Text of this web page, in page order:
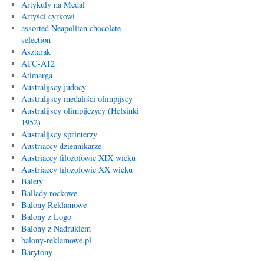
Artykuły na Medal
Artyści cyrkowi
assorted Neapolitan chocolate
selection
Asztarak
ATC-A12
Atimarga
Australijscy judocy
Australijscy medaliści olimpijscy
Australijscy olimpijczycy (Helsinki
1952)
Australijscy sprinterzy
Austriaccy dziennikarze
Austriaccy filozofowie XIX wieku
Austriaccy filozofowie XX wieku
Balety
Ballady rockowe
Balony Reklamowe
Balony z Logo
Balony z Nadrukiem
balony-reklamowe.pl
Barytony